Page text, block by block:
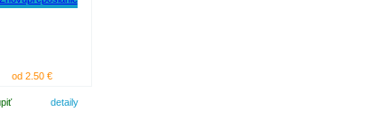
od 2.50 €
detaily